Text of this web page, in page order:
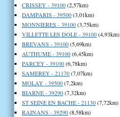
CRISSEY - 39100(2,57km)
DAMPARIS - 39500(3,01km)
MONNIERES - 39100(3,75km)
VILLETTE LES DOLE - 39100(4,93km)
BREVANS - 39100(5,69km)
AUTHUME - 39100(6,45km)
PARCEY - 39100(6,78km)
SAMEREY - 21170(7,07km)
MOLAY - 39500(7,2km)
BIARNE - 39290(7,32km)
ST SEINE EN BACHE - 21130(7,72km)
RAINANS - 39290(8,58km)